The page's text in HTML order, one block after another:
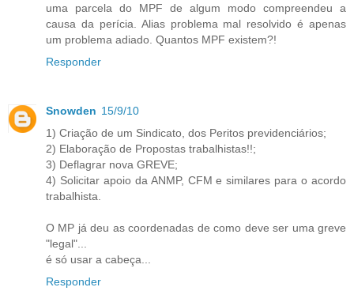
uma parcela do MPF de algum modo compreendeu a
causa da perícia. Alias problema mal resolvido é apenas
um problema adiado. Quantos MPF existem?!
Responder
Snowden 15/9/10
1) Criação de um Sindicato, dos Peritos previdenciários;
2) Elaboração de Propostas trabalhistas!!;
3) Deflagrar nova GREVE;
4) Solicitar apoio da ANMP, CFM e similares para o acordo
trabalhista.
O MP já deu as coordenadas de como deve ser uma greve
"legal"...
é só usar a cabeça...
Responder